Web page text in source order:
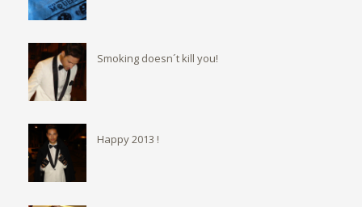
Smoking doesn´t kill you!
Happy 2013 !